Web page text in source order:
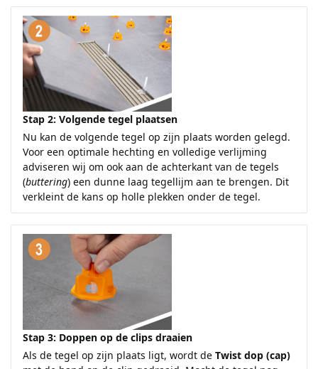
Stap 2: Volgende tegel plaatsen
Nu kan de volgende tegel op zijn plaats worden gelegd.
Voor een optimale hechting en volledige verlijming
adviseren wij om ook aan de achterkant van de tegels
(buttering) een dunne laag tegellijm aan te brengen. Dit
verkleint de kans op holle plekken onder de tegel.
Stap 3: Doppen op de clips draaien
Als de tegel op zijn plaats ligt, wordt de Twist dop (cap)